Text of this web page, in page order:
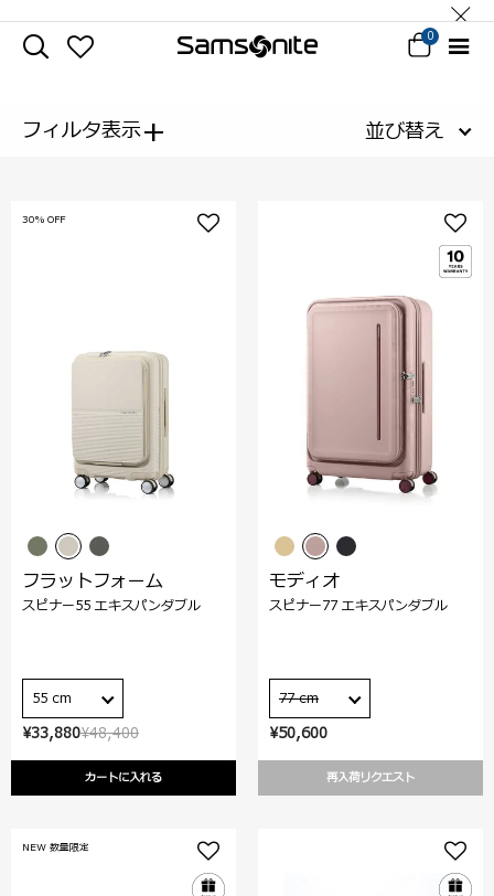
0
フィルタ表示+ 並び替え
¥48,400
¥33,880
カートに入れる
30% OFF
フラットフォーム
スピナー55 エキスパンダブル
55 cm
¥50,600
再入荷リクエスト
モディオ
スピナー77 エキスパンダブル
77 cm
NEW 数量限定